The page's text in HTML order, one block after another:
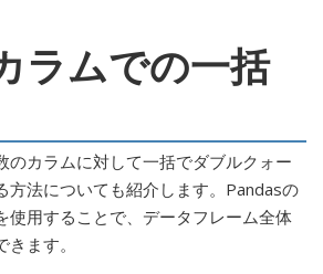
ラムでの一括
のカラムに対して一括でダブルクォー
方法についても紹介します。Pandasの
使用することで、データフレーム全体
ます。